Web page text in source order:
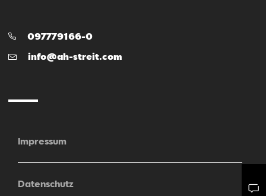
Telefon:
097779166-0
E-
info@ah-streit.com
Impressum
Datenschutz